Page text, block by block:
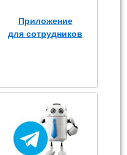
Приложение
для сотрудников